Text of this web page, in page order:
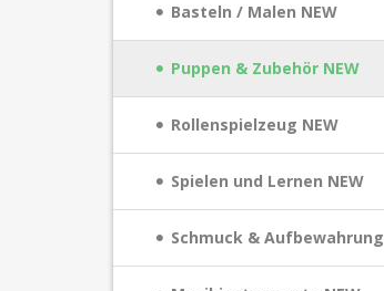
Basteln / Malen NEW
Puppen & Zubehör NEW
Rollenspielzeug NEW
Spielen und Lernen NEW
Schmuck & Aufbewahrung